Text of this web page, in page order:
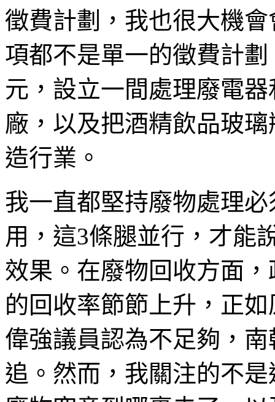
徵費計劃，我也很大機
項都不是單一的徵費計
元，設立一間處理廢電
廠，以及把酒精飲品玻
造行業。
我一直都堅持廢物處理
用，這3條腿並行，才能
效果。在廢物回收方面
的回收率節節上升，正
偉強議員認為不足夠，
追。然而，我關注的不